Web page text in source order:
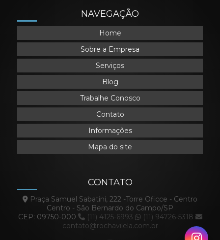
NAVEGAÇÃO
Home
Sobre a Empresa
Serviços
Blog
Trabalhe Conosco
Contato
Informações
Mapa do site
CONTATO
Praça Samuel Sabatini, 222 -Torre Oficce - Centro
Centro - São Bernardo do Campo/SP
CEP: 09750-000
(11) 4125-6993
(11) 94726-5318
contato@rochavilela.com.br